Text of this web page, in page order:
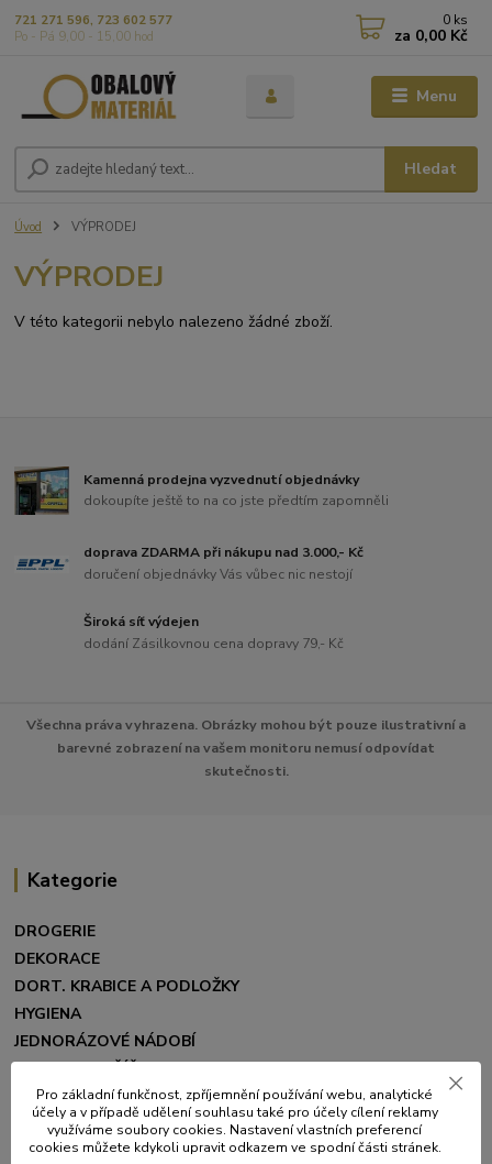
Menu
Hledat
721 271 596, 723 602 577
Po - Pá 9,00 - 15,00 hod
0 ks
za 0,00 Kč
Úvod VÝPRODEJ
VÝPRODEJ
V této kategorii nebylo nalezeno žádné zboží.
Kamenná prodejna vyzvednutí objednávky
dokoupíte ještě to na co jste předtím zapomněli
doprava ZDARMA při nákupu nad 3.000,- Kč
doručení objednávky Vás vůbec nic nestojí
Široká síť výdejen
dodání Zásilkovnou cena dopravy 79,- Kč
Všechna práva vyhrazena. Obrázky mohou být pouze ilustrativní a
barevné zobrazení na vašem monitoru nemusí odpovídat
skutečnosti.
Kategorie
DROGERIE
DEKORACE
DORT. KRABICE A PODLOŽKY
HYGIENA
JEDNORÁZOVÉ NÁDOBÍ
MISKY
OBALOVÉ MATERIÁLY
PÁRTY
Pro základní funkčnost, zpříjemnění používání webu, analytické
účely a v případě udělení souhlasu také pro účely cílení reklamy
využíváme soubory cookies. Nastavení vlastních preferencí
cookies můžete kdykoli upravit odkazem ve spodní části stránek.